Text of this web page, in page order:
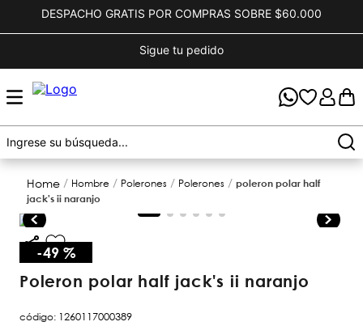
DESPACHO GRATIS POR COMPRAS SOBRE $60.000
Sigue tu pedido
hombre polerones polerones
poleron polar half
jack's ii naranjo
-49 %
poleron polar half jack's ii naranjo
código: 1260117000389